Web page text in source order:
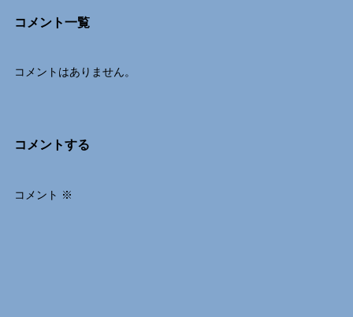
コメント一覧
コメントはありません。
コメントする
コメント ※